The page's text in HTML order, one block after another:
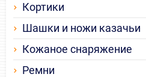
Кортики
Шашки и ножи казачьи
Кожаное снаряжение
Ремни